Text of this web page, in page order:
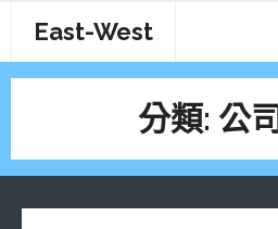
content
East-West
分類: 公